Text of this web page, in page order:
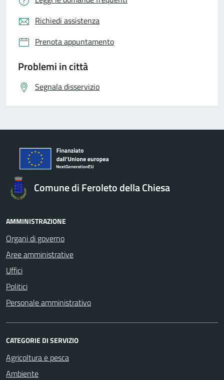
Richiedi assistenza
Prenota appuntamento
Problemi in città
Segnala disservizio
Comune di Feroleto della Chiesa
AMMINISTRAZIONE
Organi di governo
Aree amministrative
Uffici
Politici
Personale amministrativo
CATEGORIE DI SERVIZIO
Agricoltura e pesca
Ambiente